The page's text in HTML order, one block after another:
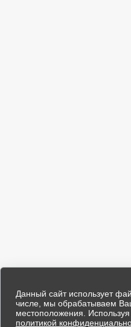
Данный сайт использует
числе, мы обрабатываем
местоположения.
политикой